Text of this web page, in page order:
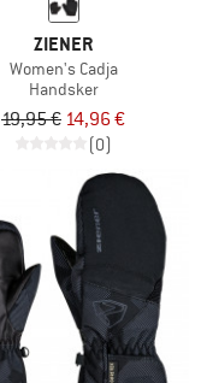
ZIENER
Women's Cadja
Handsker
19,95 € 14,96 €
(0)